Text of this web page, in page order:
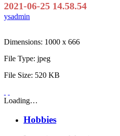
2021-06-25 14.58.54
ysadmin
Dimensions: 1000 x 666
File Type: jpeg
File Size: 520 KB
Loading…
Hobbies